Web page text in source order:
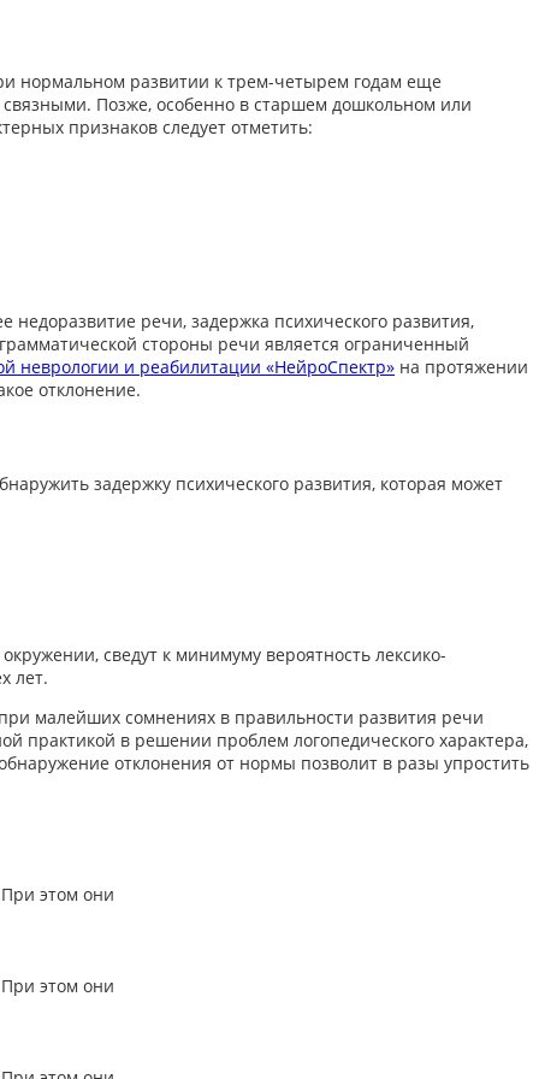
нормальном развитии к трем-четырем годам еще
Позже, особенно в старшем дошкольном или
признаков следует отметить:
речи, задержка психического развития,
стороны речи является ограниченный
неврологии и реабилитации «НейроСпектр» на протяжении
отклонение.
задержку психического развития, которая может
сведут к минимуму вероятность лексико-
лет.
малейших сомнениях в правильности развития речи
практикой в решении проблем логопедического характера,
отклонения от нормы позволит в разы упростить
этом они
этом они